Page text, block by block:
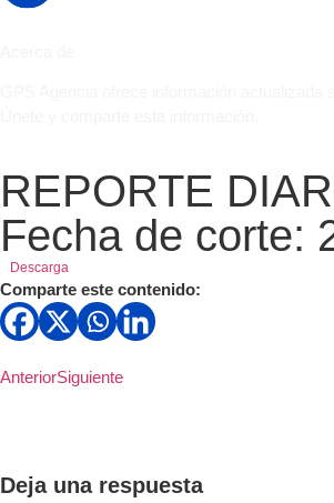
REPORTE
Fecha de corte:
Descarga
Comparte este contenido:
AnteriorSiguiente
Deja una respuesta